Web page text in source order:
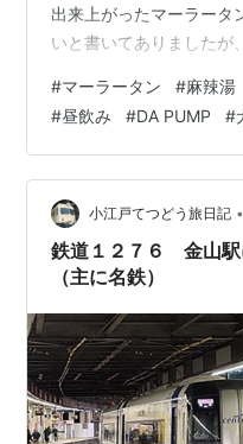
出来上がったマーラータ
いと書いてありましたが
しかったので今度はラム
いな〜ちなみに入り口側
やナッツを砕いたものが
づいたのですが、あれは
かしら？テーブルに鍋用
人用？？？初めてでで
#マーラータン #麻辣湯
#昼飲み #DA PUMP #
小江戸てつどう旅日記 •
鉄道１２７６ 金山駅
（主に名鉄）